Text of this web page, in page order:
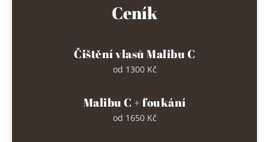
Ceník
Čištění vlasů Malibu C
od 1300 Kč
Malibu C + foukání
od 1650 Kč